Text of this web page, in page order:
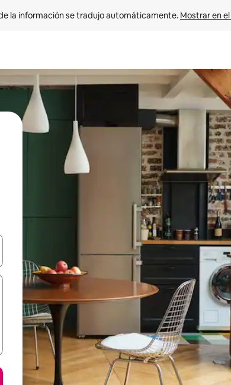
la información se tradujo automáticamente. Mostrar en
teclas de flecha hacia arriba y hacia abajo o explora